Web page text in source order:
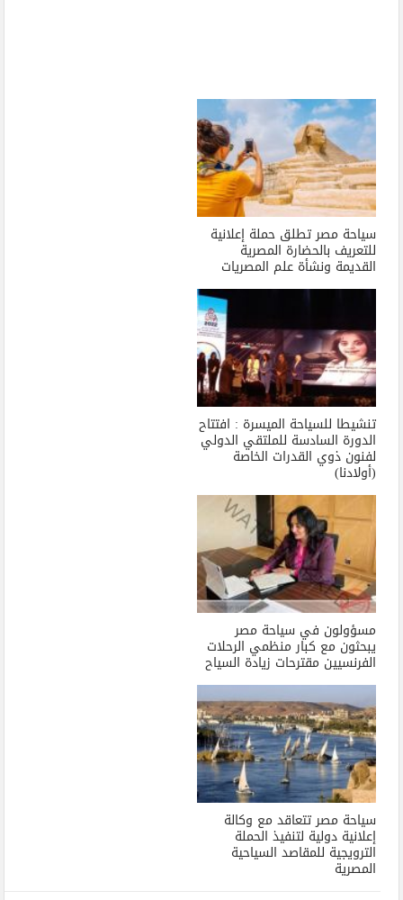
سياحة مصر تطلق حملة إعلانية
للتعريف بالحضارة المصرية
القديمة ونشأة علم المصريات
تنشيطا للسياحة الميسرة : افتتاح
الدورة السادسة للملتقي الدولي
لفنون ذوي القدرات الخاصة
(أولادنا)
مسؤولون في سياحة مصر
يبحثون مع كبار منظمي الرحلات
الفرنسيين مقترحات زيادة السياح
سياحة مصر تتعاقد مع وكالة
إعلانية دولية لتنفيذ الحملة
الترويجية للمقاصد السياحية
المصرية